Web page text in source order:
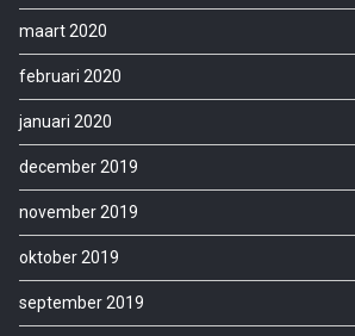
maart 2020
februari 2020
januari 2020
december 2019
november 2019
oktober 2019
september 2019